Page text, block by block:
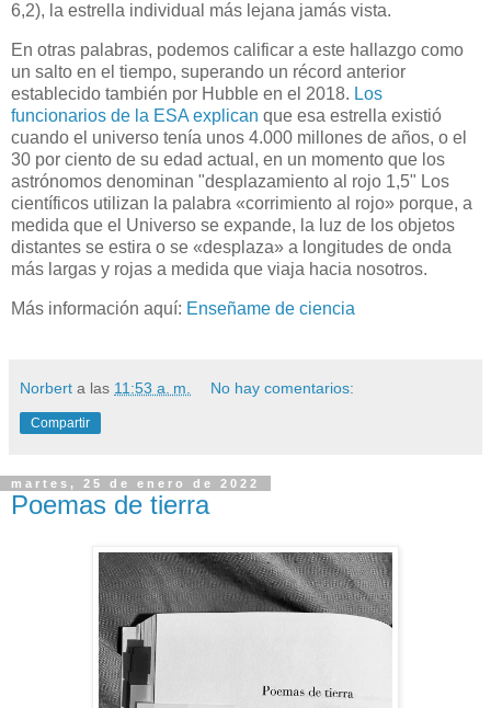
6,2), la estrella individual más lejana jamás vista.
En otras palabras, podemos calificar a este hallazgo como
un salto en el tiempo, superando un récord anterior
establecido también por Hubble en el 2018. Los
funcionarios de la ESA explican que esa estrella existió
cuando el universo tenía unos 4.000 millones de años, o el
30 por ciento de su edad actual, en un momento que los
astrónomos denominan "desplazamiento al rojo 1,5" Los
científicos utilizan la palabra «corrimiento al rojo» porque, a
medida que el Universo se expande, la luz de los objetos
distantes se estira o se «desplaza» a longitudes de onda
más largas y rojas a medida que viaja hacia nosotros.
Más información aquí: Enseñame de ciencia
Norbert a las 11:53 a. m. No hay comentarios:
Compartir
martes, 25 de enero de 2022
Poemas de tierra